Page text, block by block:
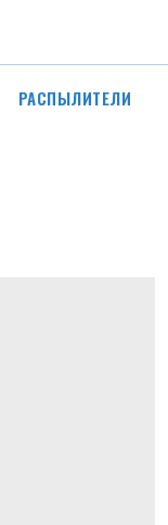
РАСПЫЛИТЕЛИ